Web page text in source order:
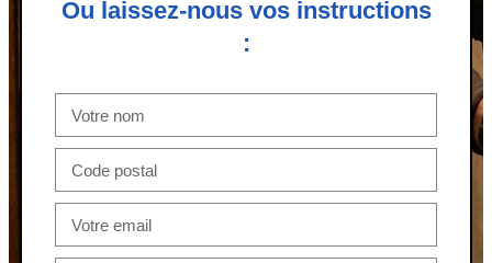
Ou laissez-nous vos instructions
: